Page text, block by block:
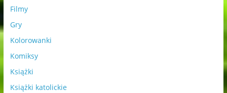
Filmy
Gry
Kolorowanki
Komiksy
Książki
Książki katolickie